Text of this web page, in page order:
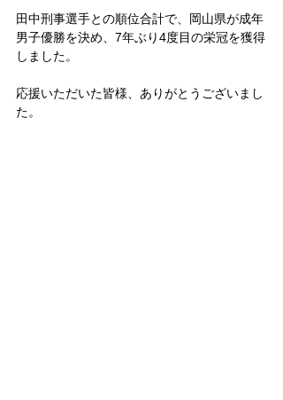
田中刑事選手との順位合計で、岡山県が成年
男子優勝を決め、7年ぶり4度目の栄冠を獲得
しました。
応援いただいた皆様、ありがとうございまし
た。